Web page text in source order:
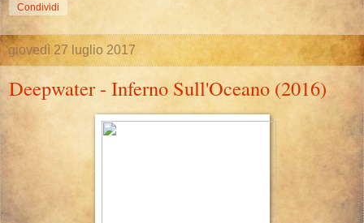
Condividi
giovedì 27 luglio 2017
Deepwater - Inferno Sull'Oceano (2016)